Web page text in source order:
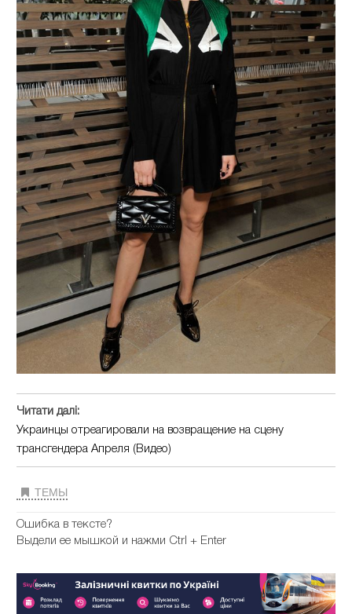
Читати далі:
Украинцы отреагировали на возвращение на сцену
трансгендера Апреля (Видео)
ТЕМЫ
Ошибка в тексте?
Выдели ее мышкой и нажми Ctrl + Enter